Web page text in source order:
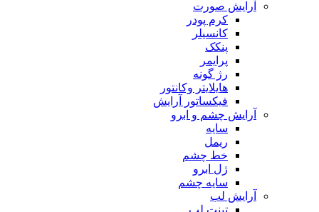
آرایش صورت
کرم پودر
کانسیلر
پنکک
پرایمر
رژ گونه
هایلایتر وکانتور
فیکساتور آرایش
آرایش چشم و ابرو
سایه
ریمل
خط چشم
ژل ابرو
سایه چشم
آرایش لب